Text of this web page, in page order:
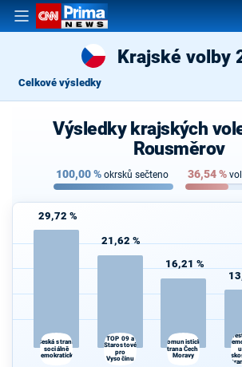
Krajské volby
Celkové výsledky
Výsledky krajských
Rousměrov
100,00% okrsků sečteno 36,54%
29,72 %
Česká strana
sociálně
demokratická
21,62 %
TOP 09 a
Starostové
pro
Vysočinu
16,21 %
Komunistická
strana Čech a
Moravy